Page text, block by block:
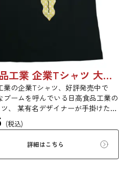
日高食品工業 企業Tシャツ 大人用
業の企業Tシャツ、好評発売中で
ブームを呼んでいる日高食品工業の
、 某有名デザイナーが手掛けた日
だけのオリジナルTシャツです。 表
は、ゴールド＆シルバーの水玉柄昆
。 裏のデザインは、NO KONBU，
（昆布のない生活なんてありえな
も貴重な昆布ネクタイのTシャツで
(税込)
詳細はこちら